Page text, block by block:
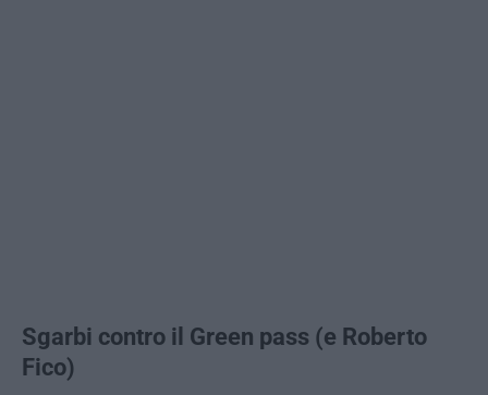
Sgarbi contro il Green pass (e Roberto
Fico)